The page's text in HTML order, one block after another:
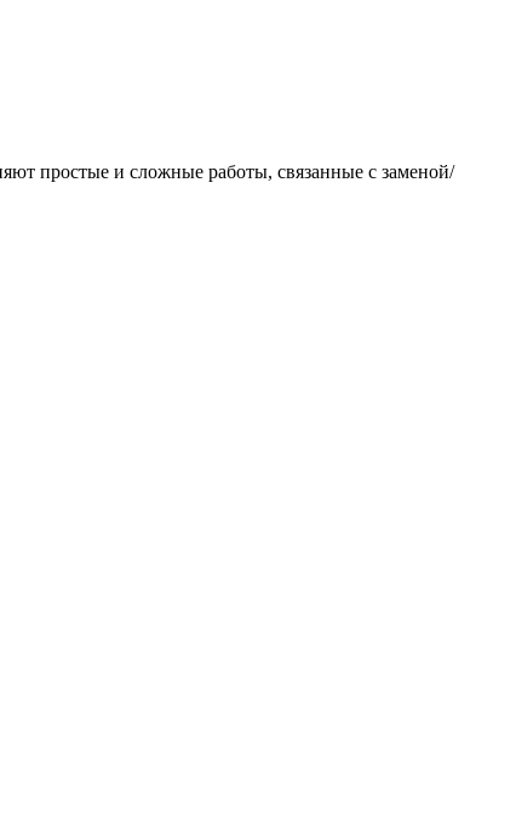
простые и сложные работы, связанные с заменой/